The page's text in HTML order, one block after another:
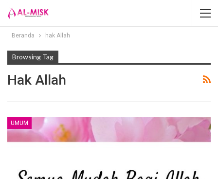
Beranda hak Allah
Browsing Tag
Hak Allah
UMUM